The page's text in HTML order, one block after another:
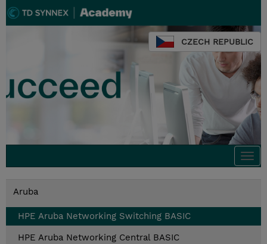
CZECH REPUBLIC
Aruba
HPE Aruba Networking Switching BASIC
HPE Aruba Networking Central BASIC